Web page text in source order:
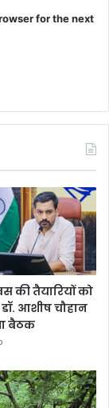
for the next
की तैयारियों को
आशीष चौहान
बैठक